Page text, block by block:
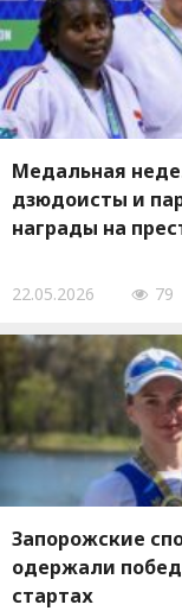
Медальная
дзюдоисты и
награды на
22.05.2026 79
Запорожские
одержали
стартах